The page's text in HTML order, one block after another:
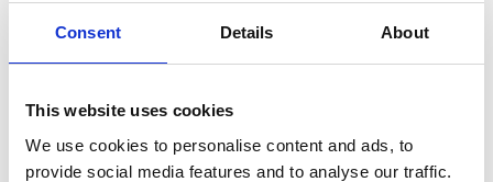
Consent Details About
This website uses cookies
We use cookies to personalise content and ads, to
provide social media features and to analyse our traffic.